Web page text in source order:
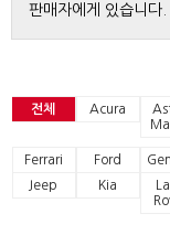
판매자에게 있습니다.
전체 Acura
Ferrari
Ford
Jeep
Kia